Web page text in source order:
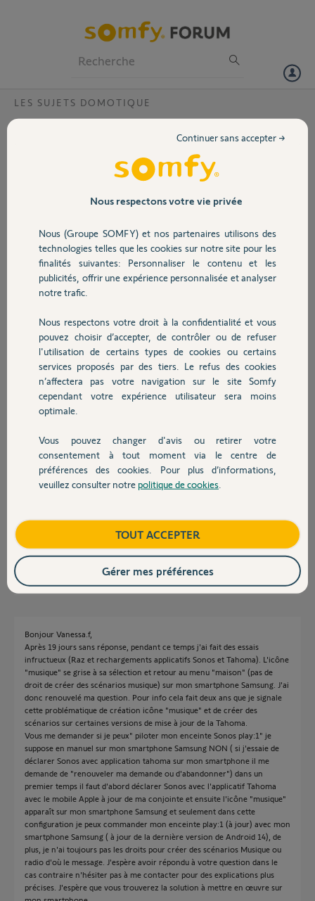
Volet
Sécurité
Domotique
Chauffage
Autres produits
Devis avec un pro
Contact
LES SUJETS DOMOTIQUE
Scenario Tahoma switch sonos play:1
Bonjour,
Bonjour Jacky,
tentatives de création de
infructueux, voici le
message recu de
l'application Tahoma
switch en pièces jointes.
Je V.
il y a environ 2 ans
Participer au fil de discussion
Réponses
Parvenez vous à piloter vos enceintes via Tahoma?
Vanessa F. il y a environ 2 ans
Bonjour Vanessa.f,
Après 19 jours sans réponse, pendant ce temps j'ai fait des essais
infructueux (Raz et rechargements applicatifs Sonos et Tahoma). L'icône
"musique" se grise à sa sélection et retour au menu "maison" (pas de
droit de créer des scénarios musique) sur mon smartphone Samsung. J'ai
donc renouvelé ma question. Pour info cela fait deux ans que je signale
cette problématique de création icône "musique" et de créer des
scénarios sur certaines versions de mise à jour de la Tahoma.
Vous me demander si je peux" piloter mon enceinte Sonos play:1" je
suppose en manuel sur mon smartphone Samsung NON ( si j'essaie de
déclarer Sonos avec application tahoma sur mon smartphone il me
demande de "renouveler ma demande ou d'abandonner") dans un
premier temps il faut d'abord déclarer Sonos avec l'applicatif Tahoma
avec le mobile Apple à jour de ma conjointe et ensuite l'icône "musique"
apparaît sur mon smartphone Samsung et seulement dans cette
configuration je peux commander mon enceinte play:1 (à jour) avec mon
smartphone Samsung ( à jour de la dernière version de Android 14), de
plus, je n'ai toujours pas les droits pour créer des scénarios Musique ou
radio d'où le message. J'espère avoir répondu à votre question dans le
cas contraire n'hésiter pas à me contacter pour des explications plus
précises. J'espère que vous trouverez la solution à mettre en œuvre sur
Nous respectons votre vie privée
Nous (Groupe SOMFY) et nos partenaires utilisons des
technologies telles que les cookies sur notre site pour les
finalités suivantes: Personnaliser le contenu et les
publicités, offrir une expérience personnalisée et analyser
notre trafic.
Nous respectons votre droit à la confidentialité et vous
pouvez choisir d’accepter, de contrôler ou de refuser
l'utilisation de certains types de cookies ou certains
services proposés par des tiers. Le refus des cookies
n’affectera pas votre navigation sur le site Somfy
cependant votre expérience utilisateur sera moins
optimale.
Vous pouvez changer d'avis ou retirer votre
consentement à tout moment via le centre de
préférences des cookies. Pour plus d’informations,
veuillez consulter notre politique de cookies
Continuer sans accepter →
TOUT ACCEPTER
Gérer mes préférences